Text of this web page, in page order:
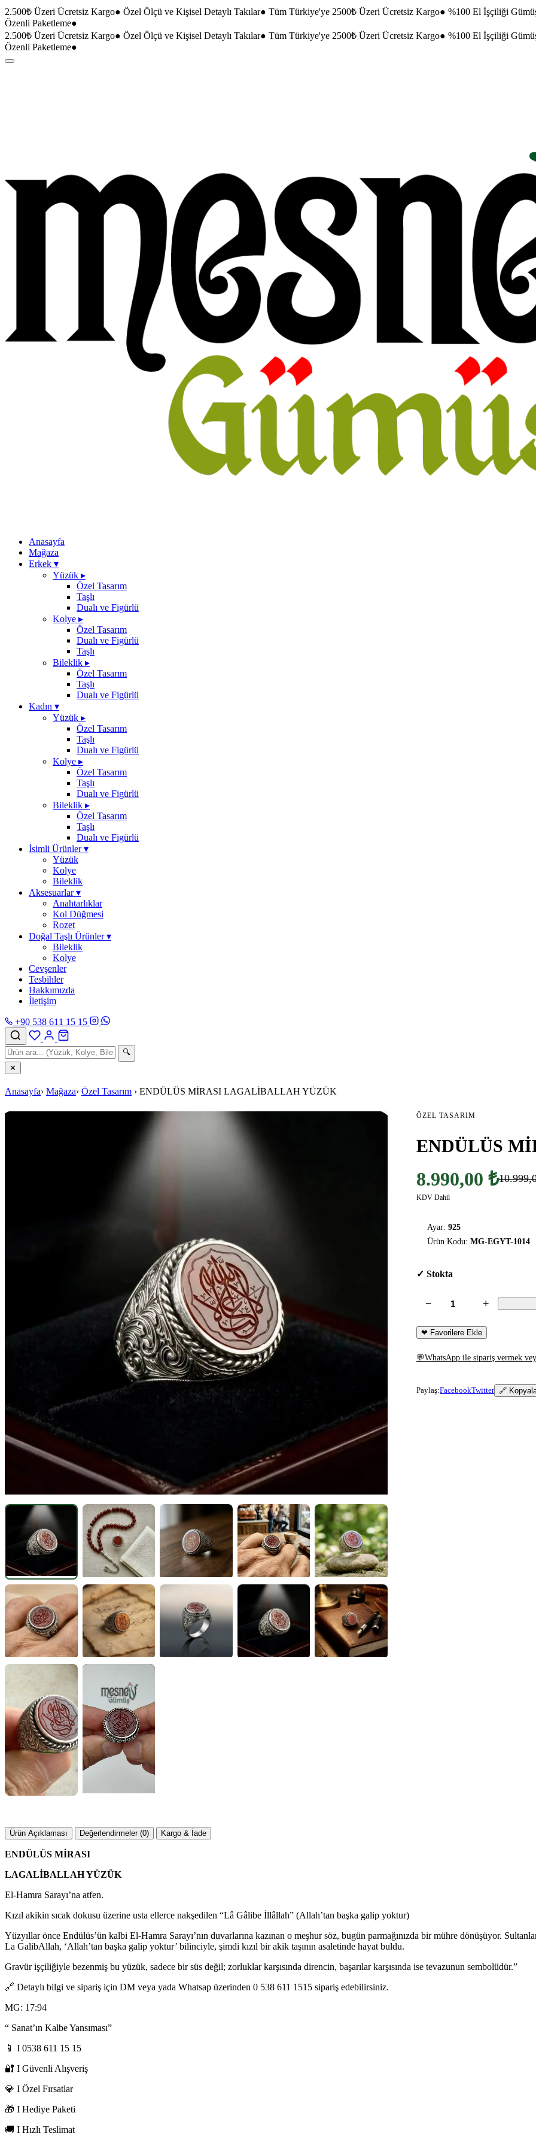
2.500₺ Üzeri Ücretsiz Kargo● Özel Ölçü ve Kişisel Detaylı Takılar● Tüm Türkiye'ye 2500₺ Üzeri Ücretsiz Kargo● %100 El İşçiliği
Özenli Paketleme●
2.500₺ Üzeri Ücretsiz Kargo● Özel Ölçü ve Kişisel Detaylı Takılar● Tüm Türkiye'ye 2500₺ Üzeri Ücretsiz Kargo● %100 El İşçiliği
Özenli Paketleme●
Anasayfa
Mağaza
Erkek ▾
Yüzük ▸
Özel Tasarım
Taşlı
Dualı ve Figürlü
Kolye ▸
Özel Tasarım
Dualı ve Figürlü
Taşlı
Bileklik ▸
Özel Tasarım
Taşlı
Dualı ve Figürlü
Kadın ▾
Yüzük ▸
Özel Tasarım
Taşlı
Dualı ve Figürlü
Kolye ▸
Özel Tasarım
Taşlı
Dualı ve Figürlü
Bileklik ▸
Özel Tasarım
Taşlı
Dualı ve Figürlü
İsimli Ürünler▾
Yüzük
Kolye
Bileklik
Aksesuarlar▾
Anahtarlıklar
Kol Düğmesi
Rozet
Doğal Taşlı Ürünler▾
Bileklik
Kolye
Cevşenler
Tesbihler
Hakkımızda
İletişim
+90 538 611 15 15
🔍
✕
Anasayfa› Mağaza› Özel Tasarım › ENDÜLÜS MİRASI LAGALİBALLAH YÜZÜK
ÖZEL TASARIM
ENDÜLÜS
8.990,00 ₺
KDV Dahil
Ayar: 925
Ürün Kodu: MG-EGYT-1014
✓ Stokta
− +
❤ Favorilere Ekle
💬WhatsApp ile sipariş vermek
Paylaş:FacebookTwitter 🔗
Ürün Açıklaması Değerlendirmeler (0) Kargo & İade
ENDÜLÜS MİRASI
LAGALİBALLAH YÜZÜK
El-Hamra Sarayı’na atfen.
Kızıl akikin sıcak dokusu üzerine usta ellerce nakşedilen “Lâ Gâlibe İllâllah” (Allah’tan başka galip yoktur)
Yüzyıllar önce Endülüs’ün kalbi El-Hamra Sarayı’nın duvarlarına kazınan o meşhur söz, bugün parmağınızda bir mühre dönüşüyor.
La GalibAllah, ‘Allah’tan başka galip yoktur’ bilinciyle, şimdi kızıl bir akik taşının asaletinde hayat buldu.
Gravür işçiliğiyle bezenmiş bu yüzük, sadece bir süs değil; zorluklar karşısında direncin, başarılar karşısında ise tevazunun sembolüdür.”
🔗 Detaylı bilgi ve sipariş için DM veya yada Whatsap üzerinden 0 538 611 1515 sipariş edebilirsiniz.
MG: 17:94
“ Sanat’ın Kalbe Yansıması”
📱 I 0538 611 15 15
🔐 I Güvenli Alışveriş
💎 I Özel Fırsatlar
🎁 I Hediye Paketi
🚚 I Hızlı Teslimat